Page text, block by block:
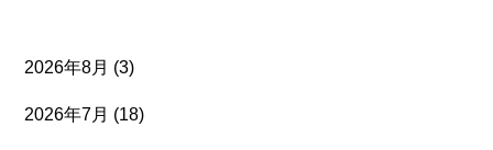
2026年8月 (3)
2026年7月 (18)